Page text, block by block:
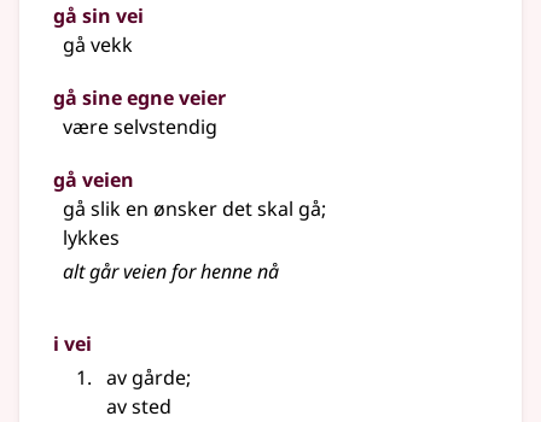
gå sin vei
gå vekk
gå sine egne veier
være selvstendig
gå veien
gå slik en ønsker det skal gå;
lykkes
alt går veien for henne nå
i vei
av gårde;
av sted